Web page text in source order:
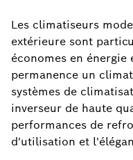
Les climatiseurs
extérieure sont
économes en
permanence un
systèmes de
inverseur de haute
performances de
d'utilisation et